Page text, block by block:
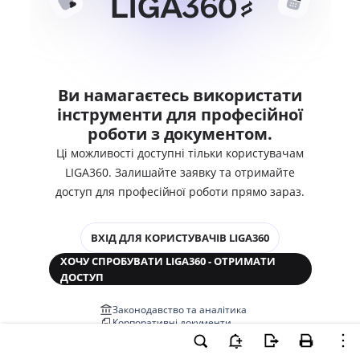
Ви намагаєтесь використати
інструменти для професійної
роботи з документом.
Ці можливості доступні тільки користувачам
LIGA360. Залишайте заявку та отримайте
доступ для професійної роботи прямо зараз.
ВХІД ДЛЯ КОРИСТУВАЧІВ LIGA360
ХОЧУ СПРОБУВАТИ LIGA360 - ОТРИМАТИ
ДОСТУП
Законодавство та аналітика
Корпоративні документи
Перевірка компаній та персон
Медіааналіз та репутація